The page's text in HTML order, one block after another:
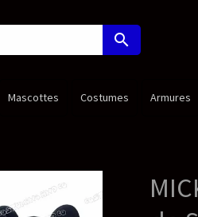
Luxury Edition Princesses
& MINNIE